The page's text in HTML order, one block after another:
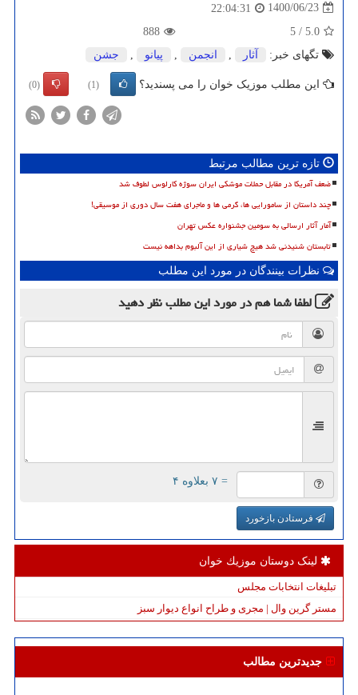
1400/06/23
22:04:31
5.0
/
5
888
تگهای خبر:
آثار , انجمن , پیانو , جشن
این مطلب موزیک خوان را می پسندید؟ (1)
(0)
تازه ترین مطالب مرتبط
ضعف آمریکا در مقابل حملات موشکی ایران سوژه کارلوس لطوف شد
چند داستان از سامورایی ها، گرمی ها و ماجرای هفت سال دوری از موسیقی!
آمار آثار ارسالی به سومین جشنواره عکس تهران
تابستان شنیدنی شد هیچ شیاری از این آلبوم بداهه نیست
نظرات بینندگان در مورد این مطلب
لطفا شما همدر مورد این مطلبنظر دهید
= ۷ بعلاوه ۴
فرستادن بازخورد
لینک دوستان موزیك خوان
تبلیغات انتخابات مجلس
مستر گرین وال | مجری و طراح انواع دیوار سبز
جدیدترین مطالب